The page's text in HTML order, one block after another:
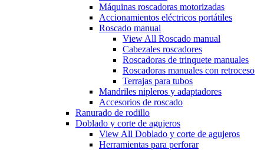
Máquinas roscadoras motorizadas
Accionamientos eléctricos portátiles
Roscado manual
View All Roscado manual
Cabezales roscadores
Roscadoras de trinquete manuales
Roscadoras manuales con retroceso
Terrajas para tubos
Mandriles nipleros y adaptadores
Accesorios de roscado
Ranurado de rodillo
Doblado y corte de agujeros
View All Doblado y corte de agujeros
Herramientas para perforar